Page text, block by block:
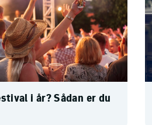
i år? Sådan er du